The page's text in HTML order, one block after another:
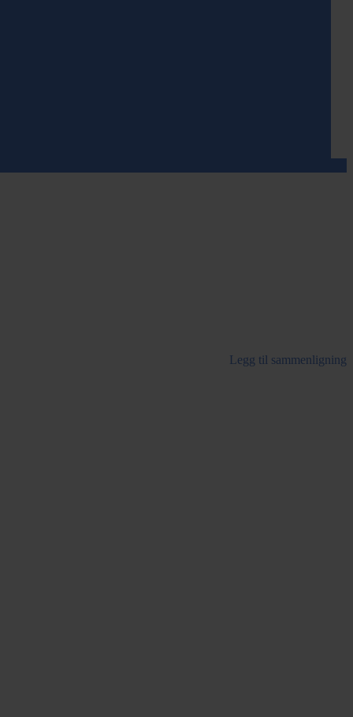
Legg til sammenligning